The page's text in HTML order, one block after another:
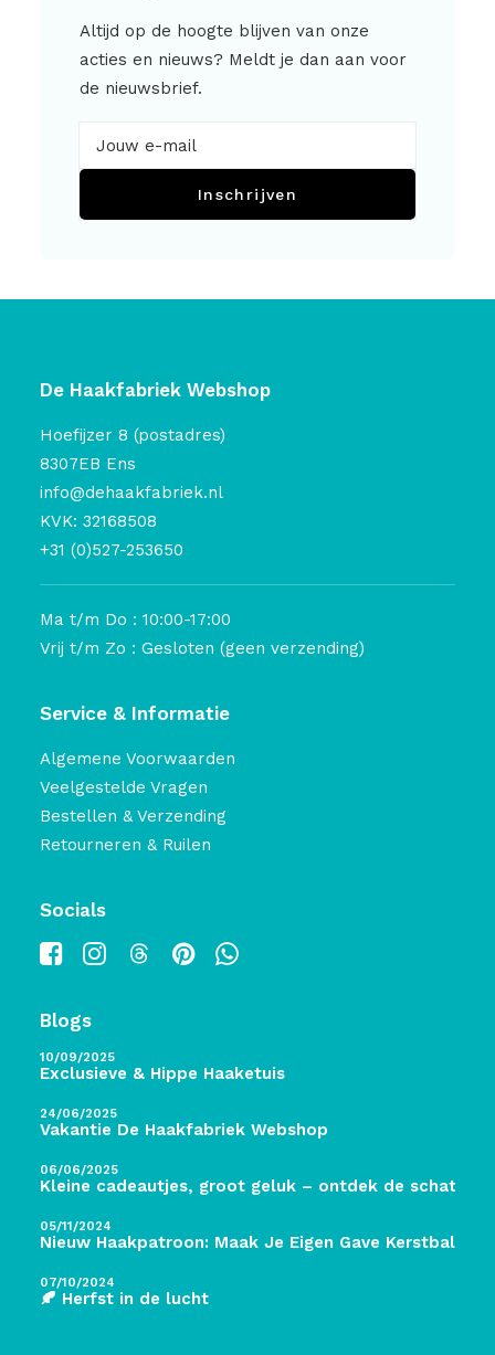
Altijd op de hoogte blijven van onze
acties en nieuws? Meldt je dan aan voor
de nieuwsbrief.
Inschrijven
De Haakfabriek Webshop
Hoefijzer 8 (postadres)
8307EB Ens
info@dehaakfabriek.nl
KVK: 32168508
+31 (0)527-253650
Ma t/m Do : 10:00-17:00
Vrij t/m Zo : Gesloten (geen verzending)
Service & Informatie
Algemene Voorwaarden
Veelgestelde Vragen
Bestellen & Verzending
Retourneren & Ruilen
Socials
Blogs
10/09/2025
Exclusieve & Hippe Haaketuis
24/06/2025
Vakantie De Haakfabriek Webshop
06/06/2025
Kleine cadeautjes, groot geluk – ontdek de schatten
05/11/2024
Nieuw Haakpatroon: Maak Je Eigen Gave Kerstballen!
07/10/2024
🍂 Herfst in de lucht